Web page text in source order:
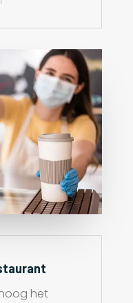
het